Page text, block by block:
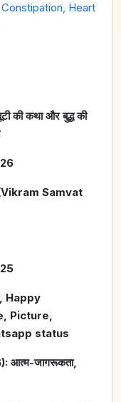
Constipation, Heart
की कथा और बुद्ध की
Samvat
Happy
Picture,
status
आत्म-जागरूकता,